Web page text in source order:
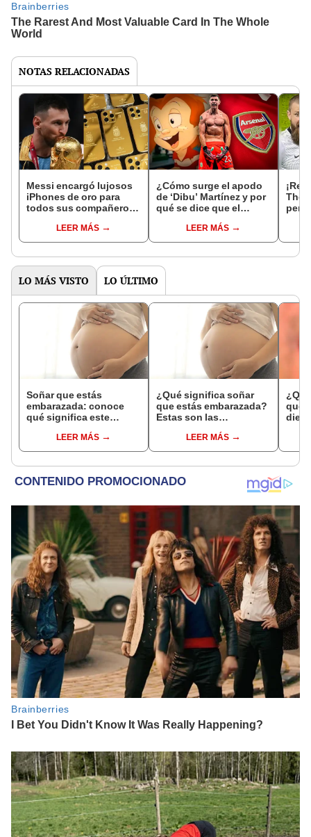
NOTAS RELACIONADAS
Messi encargó lujosos
iPhones de oro para
todos sus compañeros
LEER MÁS
¿Cómo surge el apodo
de ‘Dibu’ Martínez y por
qué se dice que el
carrera?LEER MÁS
The
LO MÁS VISTO LO ÚLTIMO
Soñar que estás
embarazada: conoce
qué significa este
LEER MÁS
¿Qué significa soñar
que estás embarazada?
Estas son las
comunesLEER MÁS
que